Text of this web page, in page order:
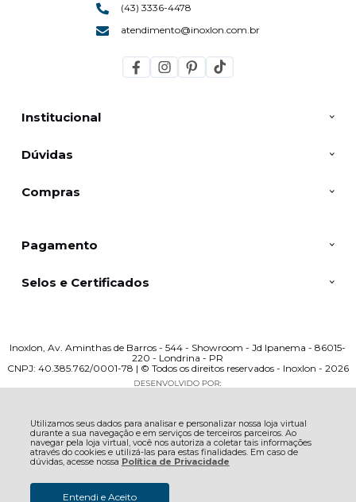
Utilizamos seus dados para analisar e personalizar nossa loja virtual
durante a sua navegação e em serviços de terceiros parceiros. Ao
navegar pela loja virtual, você nos autoriza a coletar tais informações
através do cookies e utilizá-las para estas finalidades. Em caso de
dúvidas, acesse nossa Política de Privacidade
Entendi e Aceito
Institucional
Dúvidas
Compras
(43) 3336-4478
atendimento@inoxlon.com.br
Pagamento
Selos e Certificados
Inoxlon, Av. Aminthas de Barros - 544 - Showroom - Jd Ipanema - 86015-
220 - Londrina - PR
CNPJ: 40.385.762/0001-78 | © Todos os direitos reservados - Inoxlon - 2026